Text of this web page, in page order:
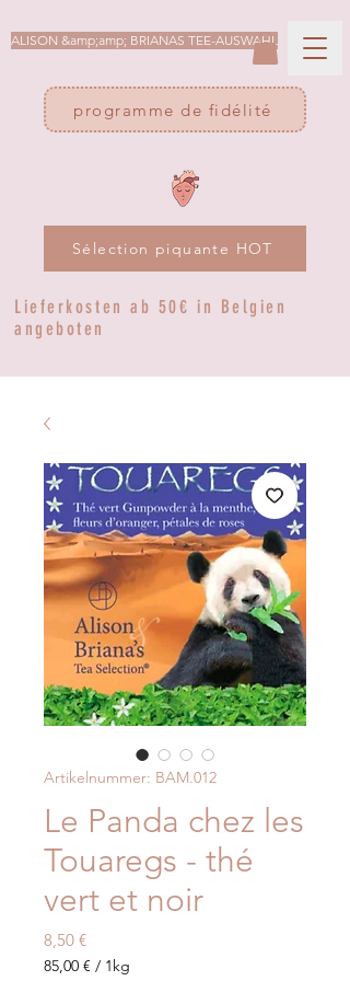
ALISON &amp;amp; BRIANAS TEE-AUSWAHL
programme de fidélité
Sélection piquante HOT
Lieferkosten ab 50€ in Belgien
angeboten
Artikelnummer: BAM.012
Le Panda chez les
Touaregs - thé
vert et noir
8,50 €Preis
85,00 € / 1kg